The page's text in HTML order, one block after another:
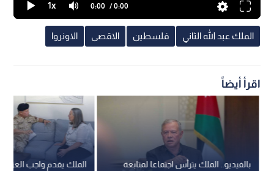
1x 0:00 / 0:00
الملك عبد الله الثاني فلسطين الاقصى الاونروا
اقرأ أيضاً
الملك يقدم واجب العزاء بالفيديو.. الملك يترأس اجتماعا لمتابعة